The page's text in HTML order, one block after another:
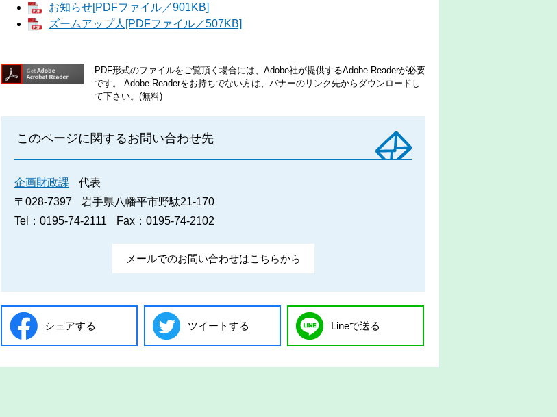
お知らせ[PDFファイル／901KB]
ズームアップ人[PDFファイル／507KB]
PDF形式のファイルをご覧頂く場合には、Adobe社が提供するAdobe Readerが必要
です。
Adobe Readerをお持ちでない方は、バナーのリンク先からダウンロードし
て下さい。(無料)
このページに関するお問い合わせ先
企画財政課
代表
〒028-7397
岩手県八幡平市野駄21-170
Tel：0195-74-2111
Fax：0195-74-2102
メールでのお問い合わせはこちらから
シェアする ツイートする Lineで送る